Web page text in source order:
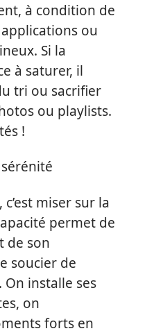
à condition de
ou
Si la
à saturer, il
tri ou sacrifier
ou playlists.
!
miser sur la
permet de
de son
soucier de
On installe ses
on
forts en